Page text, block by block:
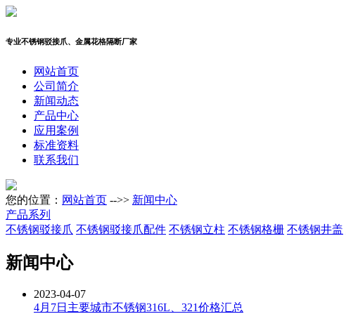
专业不锈钢驳接爪、金属花格隔断厂家
网站首页
公司简介
新闻动态
产品中心
应用案例
标准资料
联系我们
您的位置： 网站首页 -->> 新闻中心
产品系列
不锈钢驳接爪 不锈钢驳接爪配件 不锈钢立柱 不锈钢格栅 不锈钢井盖
新闻中心
2023-04-07
4月7日主要城市不锈钢316L、321价格汇总